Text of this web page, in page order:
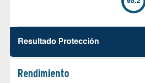
Resultado Protección
Rendimiento